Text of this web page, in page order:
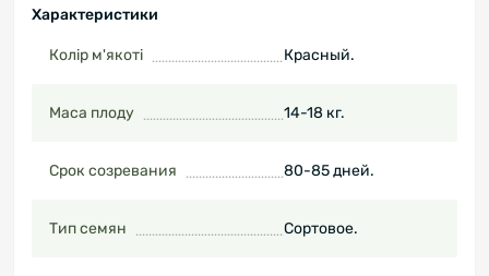
Характеристики
Колір м'якоті Красный.
Маса плоду 14-18 кг.
Срок созревания 80-85 дней.
Тип семян Сортовое.